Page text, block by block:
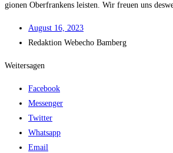
gio­nen Ober­fran­kens leis­ten. Wir freu­en uns
August 16, 2023
Redak­ti­on Web­echo Bamberg
Weitersagen
Facebook
Messenger
Twitter
Whatsapp
Email